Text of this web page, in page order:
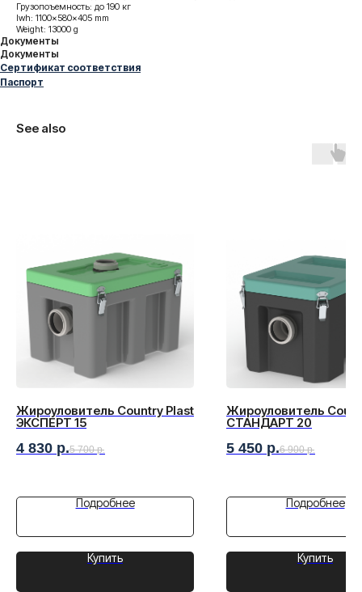
Грузопоъемность: до 190 кг
lwh: 1100x580x405 mm
Weight: 13000 g
Документы
Документы
Сертификат соответствия
Паспорт
See also
Жироуловитель Country Plast
ЭКСПЕРТ 15
4 830 р.5 700 р.
Подробнее
Купить
Жироуловитель
СТАНДАРТ 20
5 450 р.6 900 р.
Подробнее
Купить